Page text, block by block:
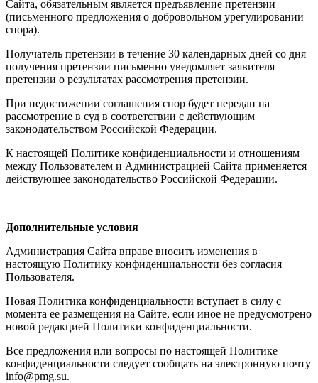
Сайта, обязательным является предъявление претензии
(письменного предложения о добровольном урегулировании
спора).
Получатель претензии в течение 30 календарных дней со дня
получения претензии письменно уведомляет заявителя
претензии о результатах рассмотрения претензии.
При недостижении соглашения спор будет передан на
рассмотрение в суд в соответствии с действующим
законодательством Российской Федерации.
К настоящей Политике конфиденциальности и отношениям
между Пользователем и Администрацией Сайта применяется
действующее законодательство Российской Федерации.
Дополнительные условия
Администрация Сайта вправе вносить изменения в
настоящую Политику конфиденциальности без согласия
Пользователя.
Новая Политика конфиденциальности вступает в силу с
момента ее размещения на Сайте, если иное не предусмотрено
новой редакцией Политики конфиденциальности.
Все предложения или вопросы по настоящей Политике
конфиденциальности следует сообщать на электронную почту
info@pmg.su.